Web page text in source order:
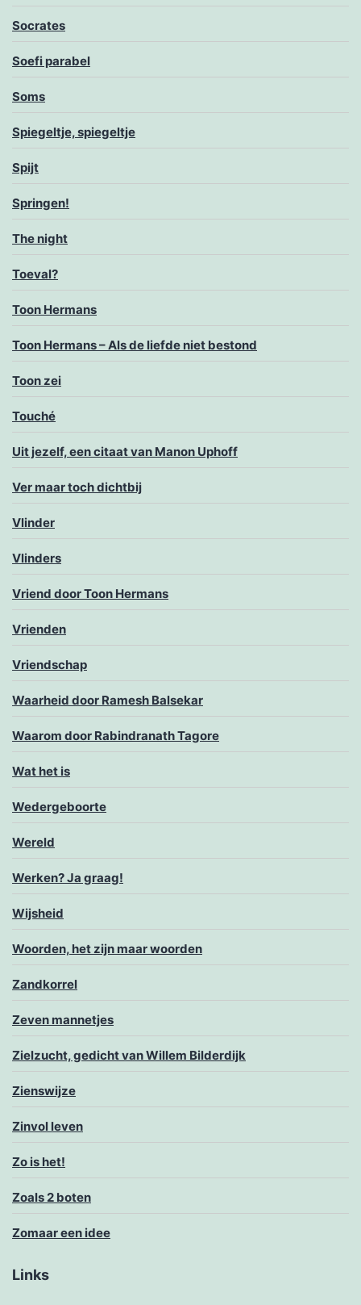
Socrates
Soefi parabel
Soms
Spiegeltje, spiegeltje
Spijt
Springen!
The night
Toeval?
Toon Hermans
Toon Hermans – Als de liefde niet bestond
Toon zei
Touché
Uit jezelf, een citaat van Manon Uphoff
Ver maar toch dichtbij
Vlinder
Vlinders
Vriend door Toon Hermans
Vrienden
Vriendschap
Waarheid door Ramesh Balsekar
Waarom door Rabindranath Tagore
Wat het is
Wedergeboorte
Wereld
Werken? Ja graag!
Wijsheid
Woorden, het zijn maar woorden
Zandkorrel
Zeven mannetjes
Zielzucht, gedicht van Willem Bilderdijk
Zienswijze
Zinvol leven
Zo is het!
Zoals 2 boten
Zomaar een idee
Links